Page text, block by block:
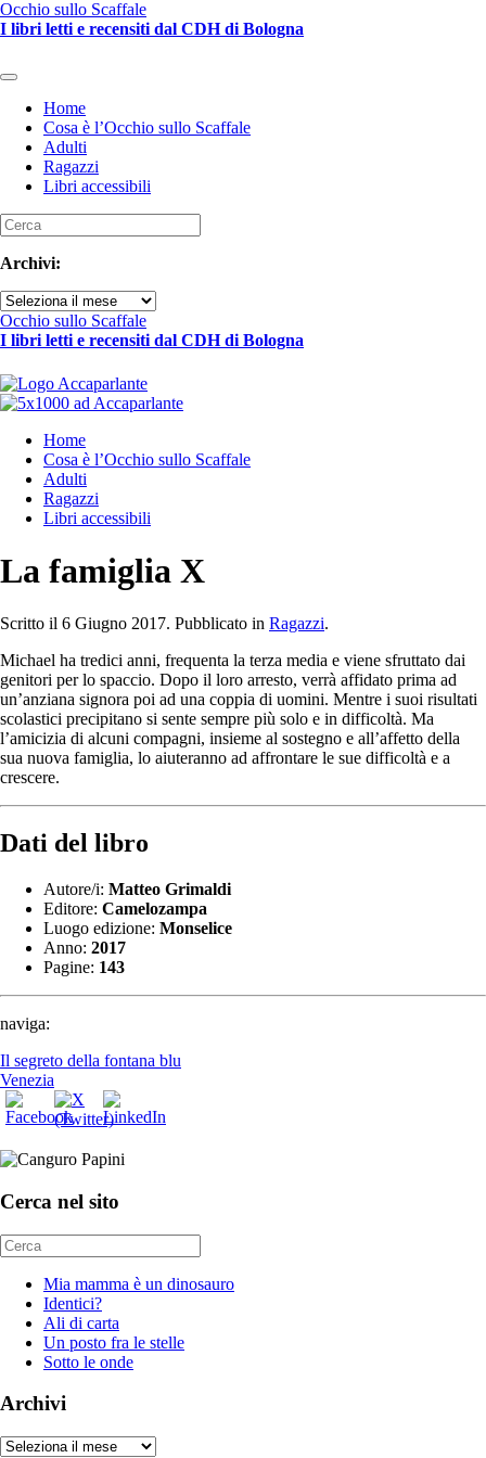
Skip to main content
Occhio sullo Scaffale
I libri letti e recensiti dal CDH di Bologna
Home
Cosa è l’Occhio sullo Scaffale
Adulti
Ragazzi
Libri accessibili
Archivi:
Archivi
Occhio sullo Scaffale
I libri letti e recensiti dal CDH di Bologna
Home
Cosa è l’Occhio sullo Scaffale
Adulti
Ragazzi
Libri accessibili
La famiglia X
Scritto il 6 Giugno 2017. Pubblicato in Ragazzi.
Michael ha tredici anni, frequenta la terza media e viene sfruttato dai
genitori per lo spaccio. Dopo il loro arresto, verrà affidato prima ad
un’anziana signora poi ad una coppia di uomini. Mentre i suoi risultati
scolastici precipitano si sente sempre più solo e in difficoltà. Ma
l’amicizia di alcuni compagni, insieme al sostegno e all’affetto della
sua nuova famiglia, lo aiuteranno ad affrontare le sue difficoltà e a
crescere.
Dati del libro
Autore/i: Matteo Grimaldi
Editore: Camelozampa
Luogo edizione: Monselice
Anno: 2017
Pagine: 143
naviga:
Il segreto della fontana blu
Venezia
Cerca nel sito
Mia mamma è un dinosauro
Identici?
Ali di carta
Un posto fra le stelle
Sotto le onde
Archivi
Archivi